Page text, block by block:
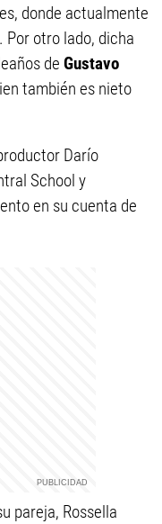
donde actualmente
otro lado, dicha
de Gustavo
también es nieto
Darío
School y
en su cuenta de
pareja, Rossella